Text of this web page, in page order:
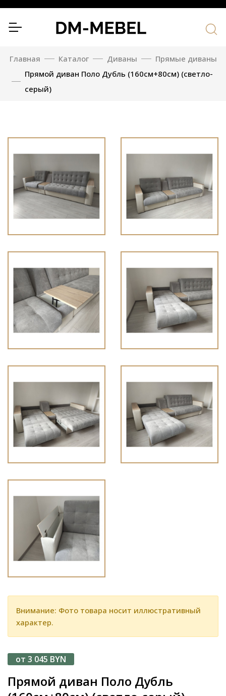
Главная Каталог Диваны
Прямые диваны
Прямой диван Поло Дубль (160см+80см) (светло-
серый)
Внимание: Фото товара носит иллюстративный
характер.
от 3 045 BYN
Прямой диван Поло Дубль